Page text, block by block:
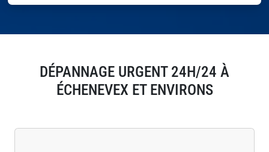
DÉPANNAGE URGENT 24H/24 À
ÉCHENEVEX ET ENVIRONS